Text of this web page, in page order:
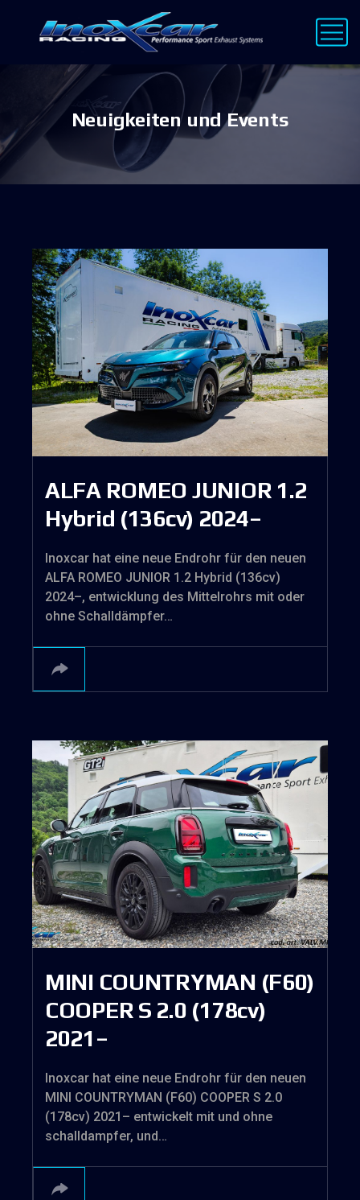
Neuigkeiten und Events
ALFA ROMEO JUNIOR 1.2
Hybrid (136cv) 2024–
Inoxcar hat eine neue Endrohr für den neuen
ALFA ROMEO JUNIOR 1.2 Hybrid (136cv)
2024–, entwicklung des Mittelrohrs mit oder
ohne Schalldämpfer…
MINI COUNTRYMAN (F60)
COOPER S 2.0 (178cv)
2021–
Inoxcar hat eine neue Endrohr für den neuen
MINI COUNTRYMAN (F60) COOPER S 2.0
(178cv) 2021– entwickelt mit und ohne
schalldampfer, und…